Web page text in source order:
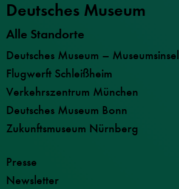
Deutsches Museum
Alle Standorte
Deutsches Museum – Museumsinsel
Flugwerft Schleißheim
Verkehrszentrum München
Deutsches Museum Bonn
Zukunftsmuseum Nürnberg
Presse
Newsletter